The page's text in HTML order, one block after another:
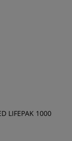
LIFEPAK 1000